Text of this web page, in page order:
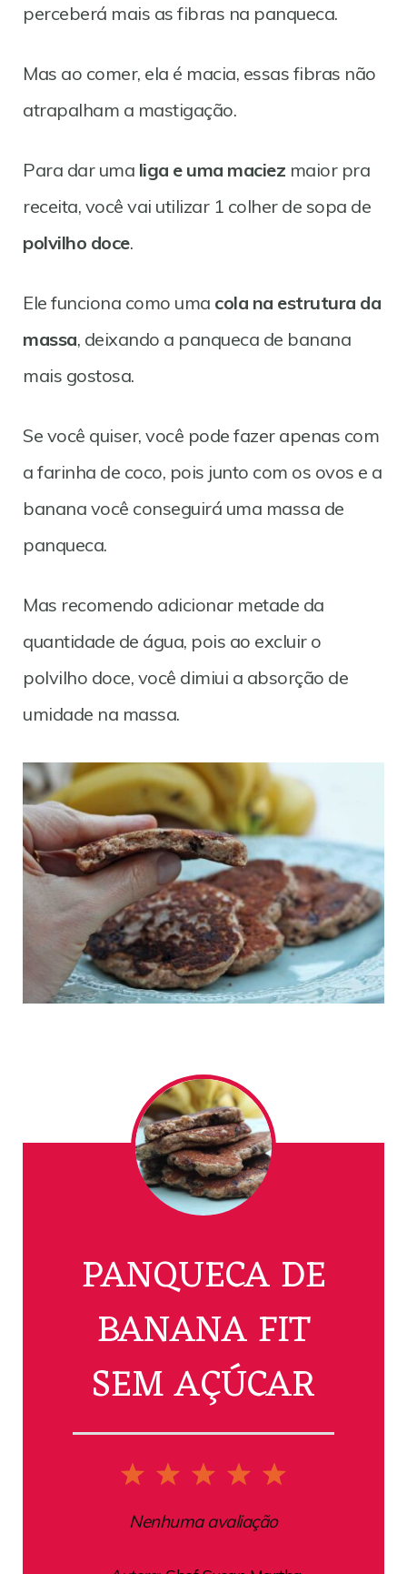
perceberá mais as fibras na panqueca.
Mas ao comer, ela é macia, essas fibras não
atrapalham a mastigação.
Para dar uma liga e uma maciez maior pra
receita, você vai utilizar 1 colher de sopa de
polvilho doce.
Ele funciona como uma cola na estrutura da
massa, deixando a panqueca de banana
mais gostosa.
Se você quiser, você pode fazer apenas com
a farinha de coco, pois junto com os ovos e a
banana você conseguirá uma massa de
panqueca.
Mas recomendo adicionar metade da
quantidade de água, pois ao excluir o
polvilho doce, você dimiui a absorção de
umidade na massa.
PANQUECA DE
BANANA FIT
SEM AÇÚCAR
5
4
Stars
3
Stars
2
Stars
1
Star
Nenhuma avaliação